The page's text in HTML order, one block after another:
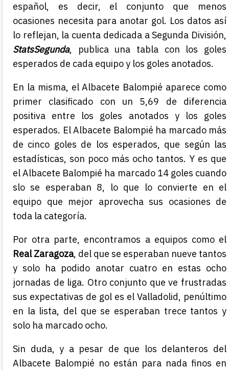
español, es decir, el conjunto que menos
ocasiones necesita para anotar gol. Los datos así
lo reflejan, la cuenta dedicada a Segunda División,
StatsSegunda, publica una tabla con los goles
esperados de cada equipo y los goles anotados.
En la misma, el Albacete Balompié aparece como
primer clasificado con un 5,69 de diferencia
positiva entre los goles anotados y los goles
esperados. El Albacete Balompié ha marcado más
de cinco goles de los esperados, que según las
estadísticas, son poco más ocho tantos. Y es que
el Albacete Balompié ha marcado 14 goles cuando
slo se esperaban 8, lo que lo convierte en el
equipo que mejor aprovecha sus ocasiones de
toda la categoría.
Por otra parte, encontramos a equipos como el
Real Zaragoza, del que se esperaban nueve tantos
y solo ha podido anotar cuatro en estas ocho
jornadas de liga. Otro conjunto que ve frustradas
sus expectativas de gol es el Valladolid, penúltimo
en la lista, del que se esperaban trece tantos y
solo ha marcado ocho.
Sin duda, y a pesar de que los delanteros del
Albacete Balompié no están para nada finos en